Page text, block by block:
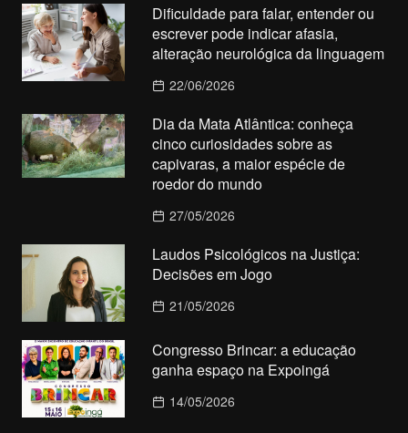
Dificuldade para falar, entender ou
escrever pode indicar afasia,
alteração neurológica da linguagem
22/06/2026
Dia da Mata Atlântica: conheça
cinco curiosidades sobre as
capivaras, a maior espécie de
roedor do mundo
27/05/2026
Laudos Psicológicos na Justiça:
Decisões em Jogo
21/05/2026
Congresso Brincar: a educação
ganha espaço na Expoingá
14/05/2026